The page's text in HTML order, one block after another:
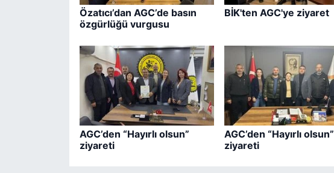
Özatıcı’dan AGC’de basın
özgürlüğü vurgusu
BİK'ten AGC'ye ziyaret
AGC’den “Hayırlı olsun”
ziyareti
AGC’den “Hayırlı olsun”
ziyareti